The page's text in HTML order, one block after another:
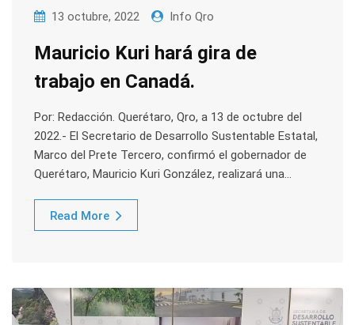
13 octubre, 2022 Info Qro
Mauricio Kuri hará gira de
trabajo en Canadá.
Por: Redacción. Querétaro, Qro, a 13 de octubre del
2022.- El Secretario de Desarrollo Sustentable Estatal,
Marco del Prete Tercero, confirmó el gobernador de
Querétaro, Mauricio Kuri González, realizará una…
Read More